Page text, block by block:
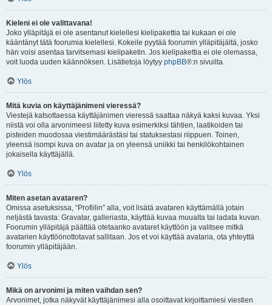
Kieleni ei ole valittavana!
Joko ylläpitäjä ei ole asentanut kielellesi kielipakettia tai kukaan ei ole
kääntänyt tätä foorumia kielellesi. Kokeile pyytää foorumin ylläpitäjältä, josko
hän voisi asentaa tarvitsemasi kielipaketin. Jos kielipakettia ei ole olemassa,
voit luoda uuden käännöksen. Lisätietoja löytyy phpBB®:n sivuilta.
Ylös
Mitä kuvia on käyttäjänimeni vieressä?
Viestejä katsottaessa käyttäjänimen vieressä saattaa näkyä kaksi kuvaa. Yksi
niistä voi olla arvonimeesi liitetty kuva esimerkiksi tähtien, laatikoiden tai
pisteiden muodossa viestimäärästäsi tai statuksestasi riippuen. Toinen,
yleensä isompi kuva on avatar ja on yleensä uniikki tai henkilökohtainen
jokaisella käyttäjällä.
Ylös
Miten asetan avataren?
Omissa asetuksissa, “Profiilin” alla, voit lisätä avataren käyttämällä jotain
neljästä tavasta: Gravatar, galleriasta, käyttää kuvaa muualta tai ladata kuvan.
Foorumin ylläpitäjä päättää otetaanko avataret käyttöön ja valitsee mitkä
avatarien käyttöönottotavat sallitaan. Jos et voi käyttää avataria, ota yhteyttä
foorumin ylläpitäjään.
Ylös
Mikä on arvonimi ja miten vaihdan sen?
Arvonimet, jotka näkyvät käyttäjänimesi alla osoittavat kirjoittamiesi viestien